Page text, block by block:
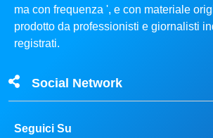
ma con frequenza ', e con materiale
prodotto da professionisti e giornalisti
registrati.
Social Network
Seguici Su